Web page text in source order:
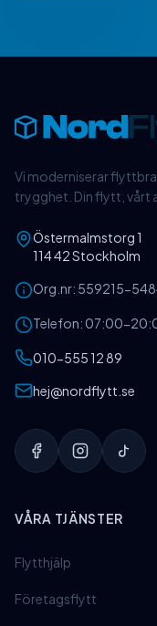
Vi moderniserar
trygghet. Din flytt, vårt
Östermalmstorg 1
114 42 Stockholm
Org.nr: 559215-
Telefon: 07:00-
010-555 12 89
hej@nordflytt.se
VÅRA TJÄNSTER
Flytthjälp
Företagsflytt